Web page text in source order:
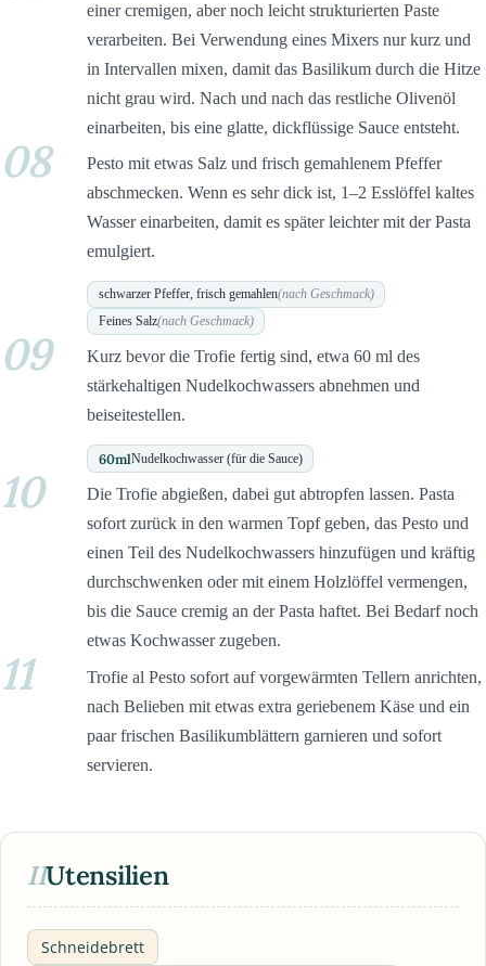
einer cremigen, aber noch leicht strukturierten Paste
verarbeiten. Bei Verwendung eines Mixers nur kurz und
in Intervallen mixen, damit das Basilikum durch die Hitze
nicht grau wird. Nach und nach das restliche Olivenöl
einarbeiten, bis eine glatte, dickflüssige Sauce entsteht.
08
Pesto mit etwas Salz und frisch gemahlenem Pfeffer
abschmecken. Wenn es sehr dick ist, 1–2 Esslöffel kaltes
Wasser einarbeiten, damit es später leichter mit der Pasta
emulgiert.
schwarzer Pfeffer, frisch gemahlen(nach Geschmack)
Feines Salz(nach Geschmack)
09
Kurz bevor die Trofie fertig sind, etwa 60 ml des
stärkehaltigen Nudelkochwassers abnehmen und
beiseitestellen.
60mlNudelkochwasser (für die Sauce)
10
Die Trofie abgießen, dabei gut abtropfen lassen. Pasta
sofort zurück in den warmen Topf geben, das Pesto und
einen Teil des Nudelkochwassers hinzufügen und kräftig
durchschwenken oder mit einem Holzlöffel vermengen,
bis die Sauce cremig an der Pasta haftet. Bei Bedarf noch
etwas Kochwasser zugeben.
11
Trofie al Pesto sofort auf vorgewärmten Tellern anrichten,
nach Belieben mit etwas extra geriebenem Käse und ein
paar frischen Basilikumblättern garnieren und sofort
servieren.
IIUtensilien
Schneidebrett